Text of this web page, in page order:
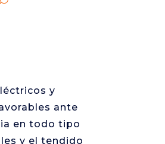
y
ante
en todo tipo
y el tendido